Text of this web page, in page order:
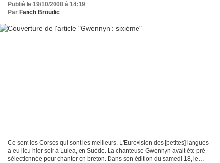
Publié le 19/10/2008 à 14:19
Par Fanch Broudic
Ce sont les Corses qui sont les meilleurs. L'Eurovision des [petites] langues
a eu lieu hier soir à Lulea, en Suède. La chanteuse Gwennyn avait été pré-
sélectionnée pour chanter en breton. Dans son édition du samedi 18, le